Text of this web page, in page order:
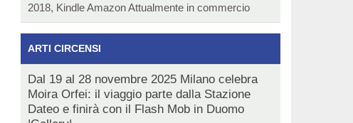
2018, Kindle Amazon Attualmente in commercio
ARTI CIRCENSI
Dal 19 al 28 novembre 2025 Milano celebra
Moira Orfei: il viaggio parte dalla Stazione
Dateo e finirà con il Flash Mob in Duomo